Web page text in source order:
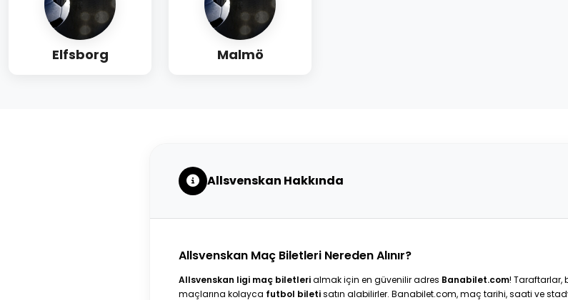
Elfsborg Malmö
Allsvenskan Hakkında
Allsvenskan Maç Biletleri Nereden Alınır?
Allsvenskan ligi maç biletlerialmak için en güvenilir adres Banabilet.com! Taraftarlar,
maçlarına kolayca futbol biletisatın alabilirler. Banabilet.com, maç tarihi, saati ve